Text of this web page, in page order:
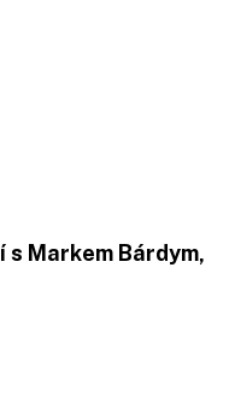
s Markem Bárdym,